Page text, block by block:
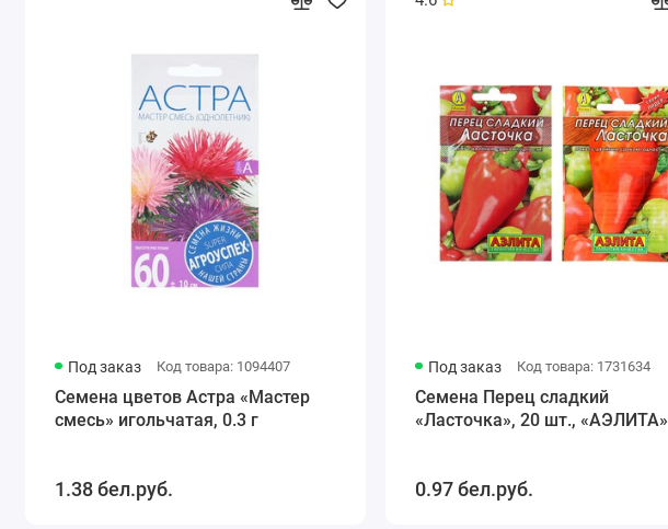
Под заказ Код товара: 1094407
Семена цветов Астра «Мастер
смесь» игольчатая, 0.3 г
1.38 бел.руб.
Под заказ Код товара: 1731634
Семена Перец сладкий
«Ласточка», 20 шт., «АЭЛИТА»
0.97 бел.руб.